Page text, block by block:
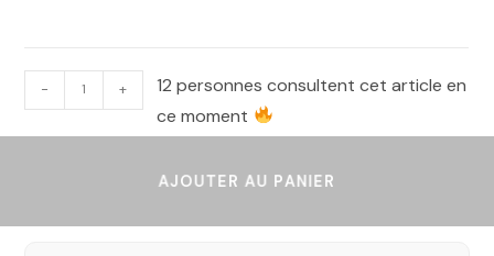
- +
12 personnes consultent cet article en
ce moment
AJOUTER AU PANIER